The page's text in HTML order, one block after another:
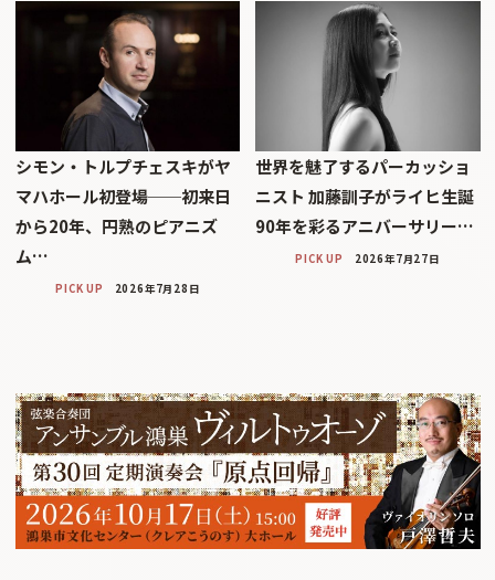
シモン・トルプチェスキがヤ
マハホール初登場──初来日
から20年、円熟のピアニズ
ム…
PICK UP 2026年7月28日
世界を魅了するパーカッショ
ニスト 加藤訓子がライヒ生誕
90年を彩るアニバーサリー…
PICK UP 2026年7月27日